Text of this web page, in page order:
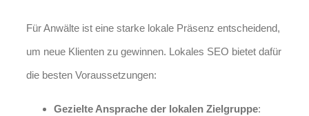
Für Anwälte ist eine starke lokale Präsenz entscheidend,
um neue Klienten zu gewinnen. Lokales SEO bietet dafür
die besten Voraussetzungen:
Gezielte Ansprache der lokalen Zielgruppe: